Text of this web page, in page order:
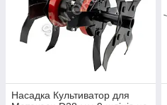
Насадка Культиватор для